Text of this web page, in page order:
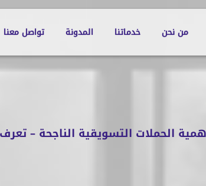
من نحن خدماتنا المدونة تواصل معنا